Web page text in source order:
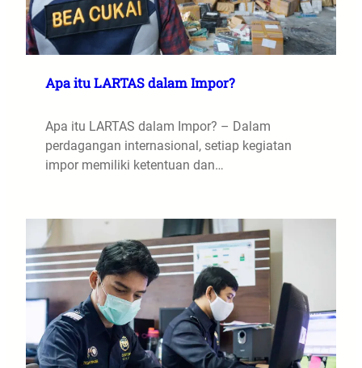
Apa itu LARTAS dalam Impor?
Apa itu LARTAS dalam Impor? – Dalam
perdagangan internasional, setiap kegiatan
impor memiliki ketentuan dan…